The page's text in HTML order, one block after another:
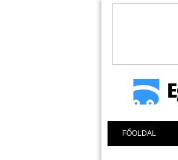
FŐOLDAL